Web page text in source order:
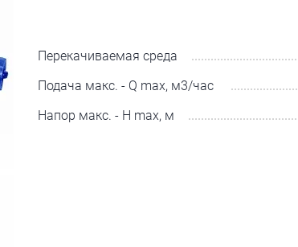
Перекачиваемая среда
Подача макс. - Q max, м3/час
Напор макс. - H max, м